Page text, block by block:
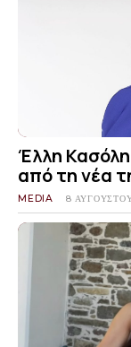
Έλλη
από τη νέα
MEDIA 8